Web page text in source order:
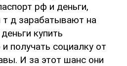
рф и деньги,
д зарабатывают на
купить
получать социалку от
И за этот шанс они